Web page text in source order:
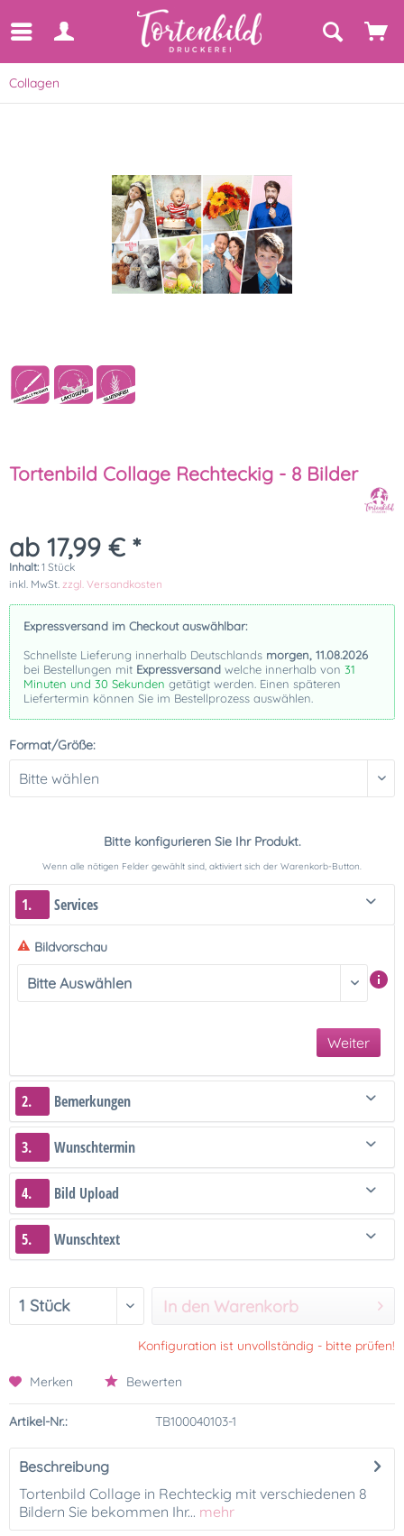
Collagen
Tortenbild Collage Rechteckig - 8 Bilder
ab 17,99 € *
Inhalt: 1 Stück
inkl. MwSt. zzgl. Versandkosten
Expressversand im Checkout auswählbar:
Schnellste Lieferung innerhalb Deutschlands morgen, 11.08.2026
bei Bestellungen mit Expressversand welche innerhalb von 31
Minuten und 29 Sekunden getätigt werden. Einen späteren
Liefertermin können Sie im Bestellprozess auswählen.
Format/Größe:
Bitte konfigurieren Sie Ihr Produkt.
Wenn alle nötigen Felder gewählt sind, aktiviert sich der Warenkorb-Button.
1. Services
Bildvorschau
Weiter
2. Bemerkungen
3. Wunschtermin
4. Bild Upload
5. Wunschtext
In den Warenkorb
Konfiguration ist unvollständig - bitte prüfen!
Merken Bewerten
Artikel-Nr.: TB100040103-1
Beschreibung
Tortenbild Collage in Rechteckig mit verschiedenen 8
Bildern Sie bekommen Ihr... mehr